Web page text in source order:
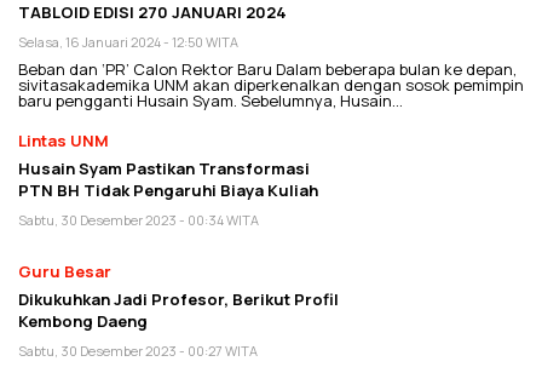
TABLOID EDISI 270 JANUARI 2024
Selasa, 16 Januari 2024 - 12:50 WITA
Beban dan ‘PR’ Calon Rektor Baru Dalam beberapa bulan ke depan,
sivitasakademika UNM akan diperkenalkan dengan sosok pemimpin
baru pengganti Husain Syam. Sebelumnya, Husain…
Lintas UNM
Husain Syam Pastikan Transformasi
PTN BH Tidak Pengaruhi Biaya Kuliah
Sabtu, 30 Desember 2023 - 00:34 WITA
Guru Besar
Dikukuhkan Jadi Profesor, Berikut Profil
Kembong Daeng
Sabtu, 30 Desember 2023 - 00:27 WITA